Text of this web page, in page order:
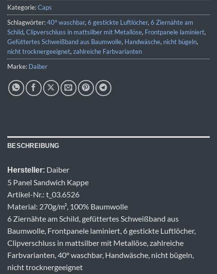
Kategorie:Caps
Schlagwörter:40° waschbar, 6 gestickte Luftlöcher, 6 Ziernähte am
Schild, Clipverschluss in mattsilber mit Metallöse, Frontpanele laminiert,
Gefüttertes Schweißband aus Baumwolle, Handwäsche, nicht bügeln,
nicht trocknergeeignet, zahlreiche Farbvarianten
Marke: Daiber
BESCHREIBUNG
Hersteller: Daiber
5 Panel Sandwich Kappe
Artikel-Nr.: t_03.6526
Material: 270g/m², 100% Baumwolle
6 Ziernähte am Schild, gefüttertes Schweißband aus
Baumwolle, Frontpanele laminiert, 6 gestickte Luftlöcher,
Clipverschluss in mattsilber mit Metallöse, zahlreiche
Farbvarianten, 40° waschbar, Handwäsche, nicht bügeln,
nicht trocknergeeignet